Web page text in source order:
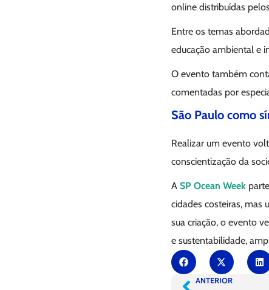
online distribuídas
Entre os temas
educação ambiental e
O evento também
comentadas por
São Paulo como
Realizar um evento
conscientização da
A SP Ocean Week
cidades costeiras, mas
sua criação, o evento
e sustentabilidade,
ANTERIOR